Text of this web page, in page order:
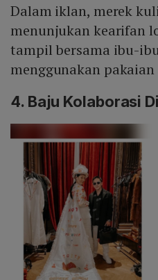
Dalam iklan, merek
menunjukan kearifan
tampil bersama ibu-
menggunakan pakaian
4. Baju Kolaborasi